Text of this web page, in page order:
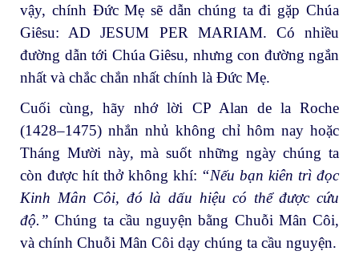
vậy, chính Đức Mẹ sẽ dẫn chúng ta đi gặp Chúa
Giêsu: AD JESUM PER MARIAM. Có nhiều
đường dẫn tới Chúa Giêsu, nhưng con đường ngắn
nhất và chắc chắn nhất chính là Đức Mẹ.
Cuối cùng, hãy nhớ lời CP Alan de la Roche
(1428–1475) nhắn nhủ không chỉ hôm nay hoặc
Tháng Mười này, mà suốt những ngày chúng ta
còn được hít thở không khí: “Nếu bạn kiên trì đọc
Kinh Mân Côi, đó là dấu hiệu có thể được cứu
độ.” Chúng ta cầu nguyện bằng Chuỗi Mân Côi,
và chính Chuỗi Mân Côi dạy chúng ta cầu nguyện.